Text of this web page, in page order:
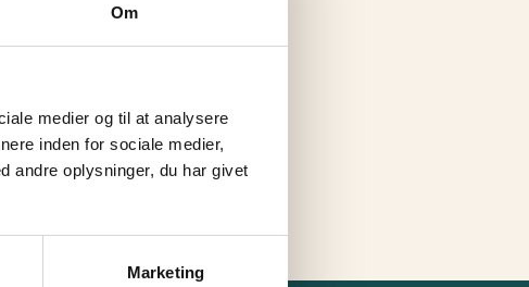
Om
medier og til at analysere
inden for sociale medier,
andre oplysninger, du har givet
Marketing